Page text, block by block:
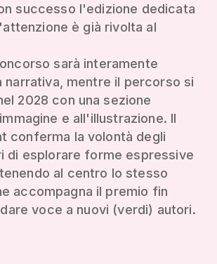
successo l'edizione dedicata
è già rivolta al
sarà interamente
narrativa, mentre il percorso si
2028 con una sezione
e all'illustrazione. Il
conferma la volontà degli
di esplorare forme espressive
al centro lo stesso
accompagna il premio fin
voce a nuovi (verdi) autori.